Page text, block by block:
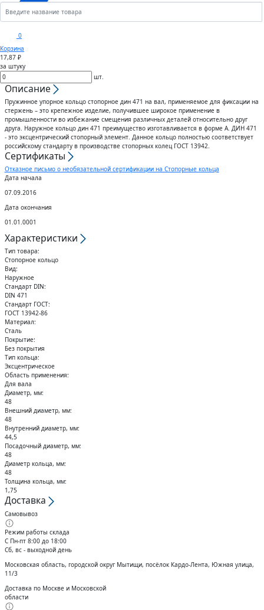
0
Корзина
Анкеры
Шплинты
Штифты
Дюбели
Шурупы
Гвозди
Спец.крепеж
Шпоночный материал
Кольца стопорные
Скобы
Крюки
Вертлюги
Блоки
Сектора управления к
дроссельному клапану
Воздуховоды гибкие
Диффузоры для вентиляции
Штампованные изделия
Клапаны
Гибкие вставки
17,87 ₽
за штуку
шт.
Описание
Пружинное упорное кольцо стопорное дин 471 на вал, применяемое для фиксации на
стержень – это крепежное изделие, получившее широкое применение в
промышленности во избежание смещения различных деталей относительно друг
друга. Наружное кольцо дин 471 преимущество изготавливается в форме А. ДИН 471
- это эксцентрический стопорный элемент. Данное кольцо полностью соответствует
российскому стандарту в производстве стопорных колец ГОСТ 13942.
Сертификаты
Отказное письмо о необязательной сертификации на Стопорные кольца
Дата начала
07.09.2016
Дата окончания
01.01.0001
Характеристики
Тип товара:
Стопорное кольцо
Вид:
Наружное
Стандарт DIN:
DIN 471
Стандарт ГОСТ:
ГОСТ 13942-86
Материал:
Сталь
Покрытие:
Без покрытия
Тип кольца:
Эксцентрическое
Область применения:
Для вала
Диаметр, мм:
48
Внешний диаметр, мм:
48
Внутренний диаметр, мм:
44,5
Посадочный диаметр, мм:
48
Диаметр кольца, мм:
48
Толщина кольца, мм:
1,75
Доставка
Самовывоз
Режим работы склада
С Пн-пт 8:00 до 18:00
Сб, вс - выходной день
Московская область, городской округ Мытищи, посёлок Кардо-Лента, Южная улица,
11/3
Доставка по Москве и Московской
области